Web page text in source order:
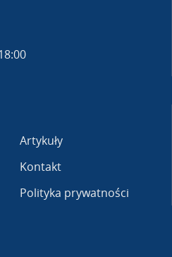
Artykuły
Kontakt
Polityka prywatności